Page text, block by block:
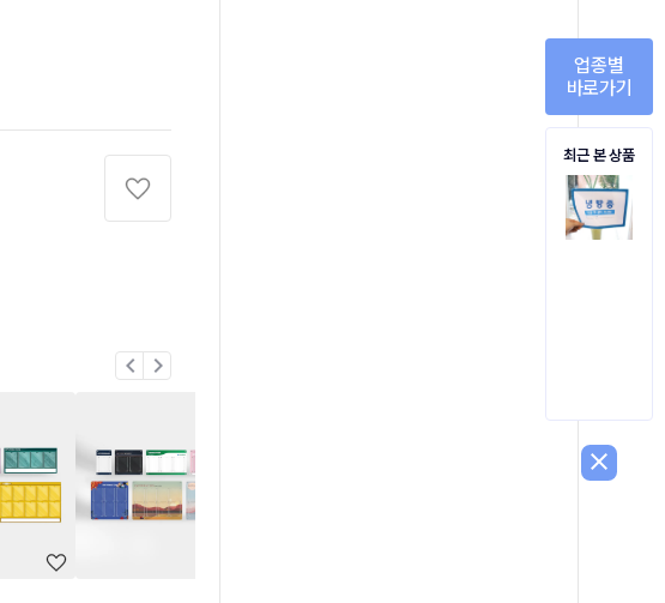
chevron_left chevron_right
업종별
바로가기
최근 본 상품
close